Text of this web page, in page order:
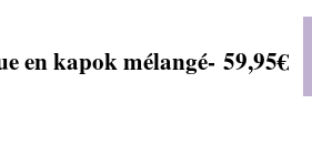
en kapok mélangé- 59,95€